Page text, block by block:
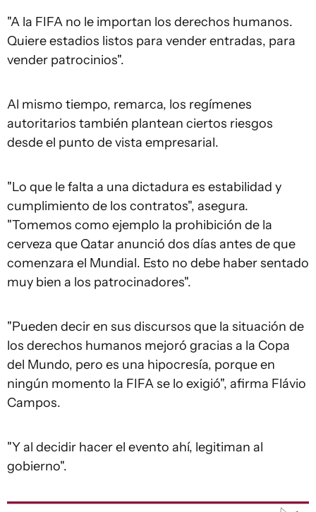
"A la FIFA no le importan los derechos humanos.
Quiere estadios listos para vender entradas, para
vender patrocinios".
Al mismo tiempo, remarca, los regímenes
autoritarios también plantean ciertos riesgos
desde el punto de vista empresarial.
"Lo que le falta a una dictadura es estabilidad y
cumplimiento de los contratos", asegura.
"Tomemos como ejemplo la prohibición de la
cerveza que Qatar anunció dos días antes de que
comenzara el Mundial. Esto no debe haber sentado
muy bien a los patrocinadores".
"Pueden decir en sus discursos que la situación de
los derechos humanos mejoró gracias a la Copa
del Mundo, pero es una hipocresía, porque en
ningún momento la FIFA se lo exigió", afirma Flávio
Campos.
"Y al decidir hacer el evento ahí, legitiman al
gobierno".